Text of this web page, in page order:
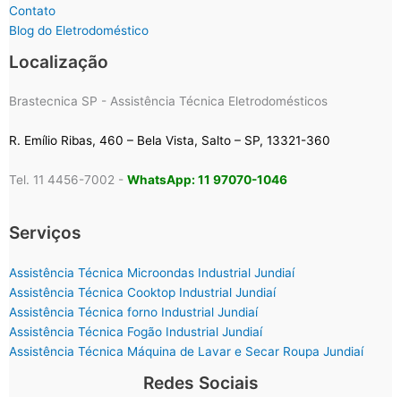
Contato
Blog do Eletrodoméstico
Localização
Brastecnica SP - Assistência Técnica Eletrodomésticos
R. Emílio Ribas, 460 – Bela Vista, Salto – SP, 13321-360
Tel. 11 4456-7002 - WhatsApp: 11 97070-1046
Serviços
Assistência Técnica Microondas Industrial Jundiaí
Assistência Técnica Cooktop Industrial Jundiaí
Assistência Técnica forno Industrial Jundiaí
Assistência Técnica Fogão Industrial Jundiaí
Assistência Técnica Máquina de Lavar e Secar Roupa Jundiaí
Redes Sociais